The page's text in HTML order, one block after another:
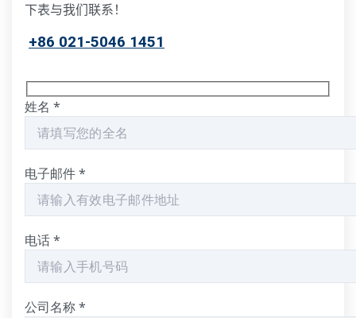
下表与我们联系！
+86 021-5046 1451
姓名 *
电子邮件*
电话*
公司名称*